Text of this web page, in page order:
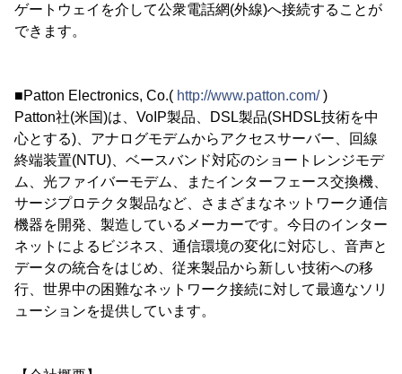
ゲートウェイを介して公衆電話網(外線)へ接続することが
できます。
■Patton Electronics, Co.( http://www.patton.com/)
Patton社(米国)は、VoIP製品、DSL製品(SHDSL技術を中
心とする)、アナログモデムからアクセスサーバー、回線
終端装置(NTU)、ベースバンド対応のショートレンジモデ
ム、光ファイバーモデム、またインターフェース交換機、
サージプロテクタ製品など、さまざまなネットワーク通信
機器を開発、製造しているメーカーです。今日のインター
ネットによるビジネス、通信環境の変化に対応し、音声と
データの統合をはじめ、従来製品から新しい技術への移
行、世界中の困難なネットワーク接続に対して最適なソリ
ューションを提供しています。